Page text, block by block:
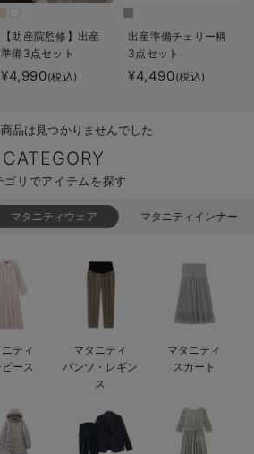
本当に必要な出産準備品
アイテム
おすすめ！
【助産院監修】出産
準備3点セット
¥4,990(税込)
出産準備チェリー柄
3点セット
¥4,490(税込)
品は見つかりませんでした
CATEGORY
ゴリでアイテムを探す
マタニティウェア マタニティインナー
ティ
ース
マタニティ
パンツ・レギン
ス
マタニティ
スカート